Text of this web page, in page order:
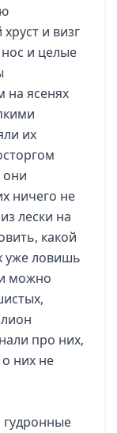
и визг
и целые
на ясенях
их
они
ничего не
лески на
какой
уже ловишь
можно
про них,
них не
гудронные